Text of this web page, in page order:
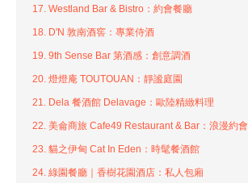
17. Westland Bar & Bistro：約會餐廳
18. D'N 敦南酒窖：專業侍酒
19. 9th Sense Bar 第酒感：創意調酒
20. 燈燈庵 TOUTOUAN：靜謐庭園
21. Dela 餐酒館 Delavage：歐陸精緻料理
22. 美侖商旅 Cafe49 Restaurant & Bar：浪漫約會
23. 貓之伊甸 Cat In Eden：時髦餐酒館
24. 綠園餐廳｜香樹花園酒店：私人包廂